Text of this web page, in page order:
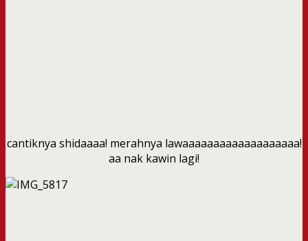
cantiknya shidaaaa! merahnya lawaaaaaaaaaaaaaaaaaaa!
aa nak kawin lagi!